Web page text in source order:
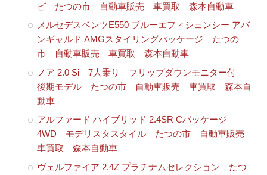
ビ たつの市 自動車販売 車買取 森本自動車
メルセデスベンツE550 ブルーエフィシェンシー アバ
ンギャルド AMGスタイリングパッケージ たつの
市 自動車販売 車買取 森本自動車
ノア 2.0 Si 7人乗り フリップダウンモニター付
後期モデル たつの市 自動車販売 車買取 森本自
動車
アルファード ハイブリッド 2.4SR Cパッケージ
4WD モデリスタスタイル たつの市 自動車販売
車買取 森本自動車
ヴェルファイア 2.4Z プラチナムセレクション たつ